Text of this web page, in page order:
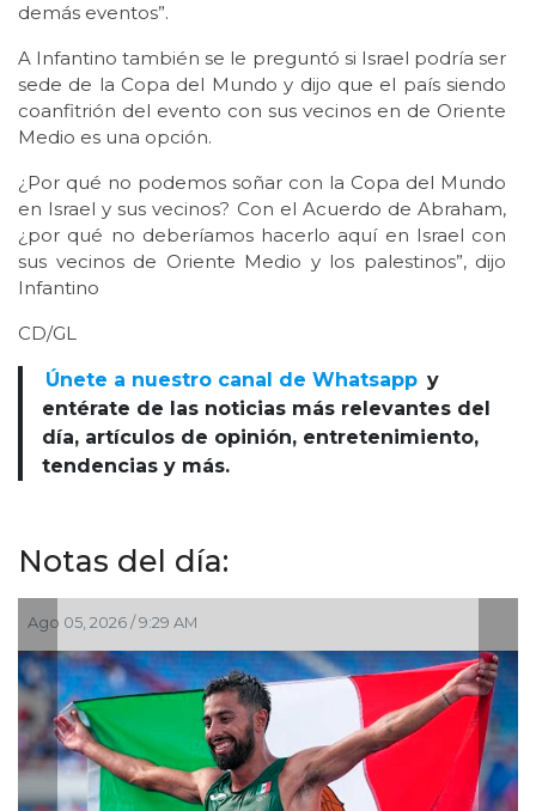
demás eventos”.
A Infantino también se le preguntó si Israel podría ser
sede de la Copa del Mundo y dijo que el país siendo
coanfitrión del evento con sus vecinos en de Oriente
Medio es una opción.
¿Por qué no podemos soñar con la Copa del Mundo
en Israel y sus vecinos? Con el Acuerdo de Abraham,
¿por qué no deberíamos hacerlo aquí en Israel con
sus vecinos de Oriente Medio y los palestinos”, dijo
Infantino
CD/GL
Únete a nuestro canal de Whatsapp y
entérate de las noticias más relevantes del
día, artículos de opinión, entretenimiento,
tendencias y más.
Notas del día:
2026 / 9:29 AM